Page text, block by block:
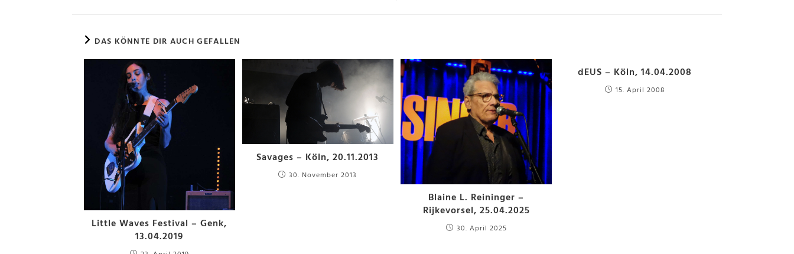
DAS KÖNNTE DIR AUCH GEFALLEN
Little Waves Festival – Genk,
13.04.2019
Savages – Köln, 20.11.2013
30. November 2013
Blaine L. Reininger –
Rijkevorsel, 25.04.2025
30. April 2025
dEUS – Köln, 14.04.2008
15. April 2008